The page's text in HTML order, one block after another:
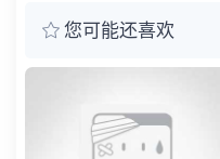
您可能还喜欢